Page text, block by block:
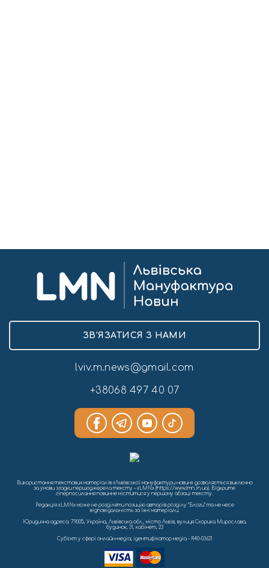
ЗВ’ЯЗАТИСЯ З НАМИ
lviv.m.news@gmail.com
+38068 497 40 07
Використання текстових матеріалів «Львівської мануфактури новин» дозволяється виключно
за умови згадки першоджерела тексту – «LMN» (https://www.lmn.in.ua). Відкрите
гіперпосилання повинне міститися у першому абзаці тексту.
Редакція «LMN» може не розділяти позицію авторів розділу “Блоги” та не несе
відповідальність за їхні матеріали.
Юридична адреса: 79005, Україна, Львівська обл., місто Львів, вулиця Скорика Мирослава,
будинок, 31, кабінет, 23
Cуб'єкт у сфері онлайн-медіа; ідентифікатор медіа - R40-03621